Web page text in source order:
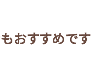
おすすめです